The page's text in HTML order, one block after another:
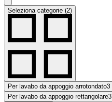
Seleziona categorie (2)
Per lavabo da appoggio arrotondato3
Per lavabo da appoggio rettangolare3